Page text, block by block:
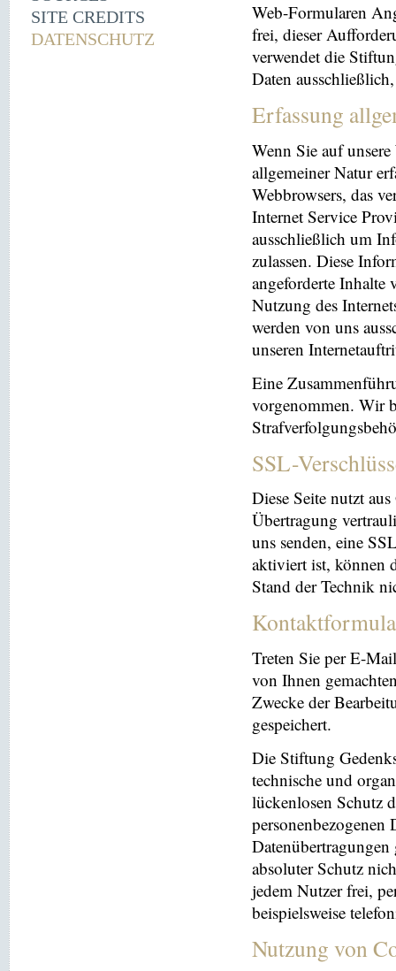
SITE CREDITS
DATENSCHUTZ
Web-Formularen
frei, dieser
verwendet die
Daten
Erfassung
Wenn Sie auf
allgemeiner Natur
Webbrowsers, das
Internet Service
ausschließlich um
zulassen. Diese
angeforderte Inhalte
Nutzung des
werden von uns
unseren
Eine
vorgenommen. Wir
SSL-
Diese Seite nutzt
Übertragung
uns senden, eine
aktiviert ist, können
Stand der Technik
Treten Sie per E-
von Ihnen
Zwecke der
gespeichert.
Die Stiftung
technische und
lückenlosen Schutz
personenbezogenen
absoluter Schutz
jedem Nutzer frei,
beispielsweise
Nutzung von